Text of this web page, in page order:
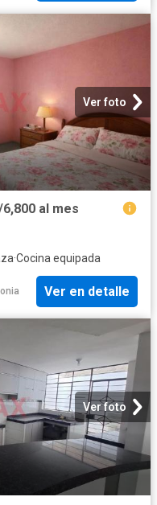
Ver foto
al mes
·Cocina equipada
Ver en detalle
Ver foto